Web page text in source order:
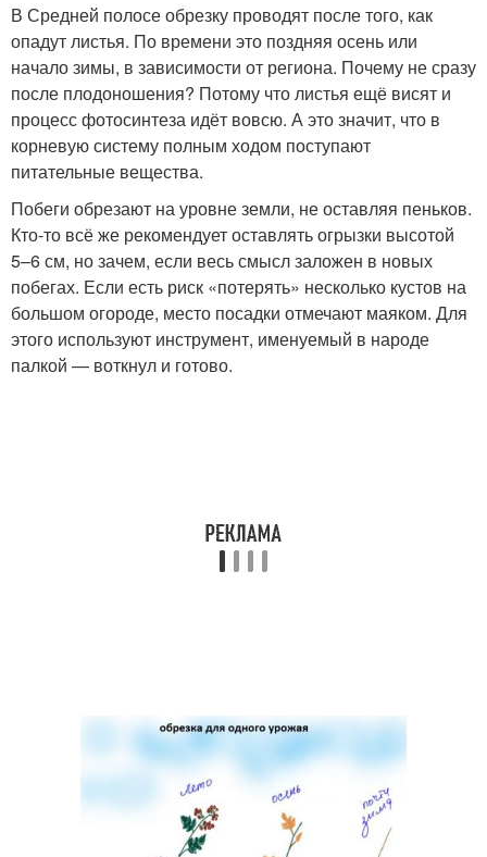
В Средней полосе обрезку проводят после того, как
опадут листья. По времени это поздняя осень или
начало зимы, в зависимости от региона. Почему не сразу
после плодоношения? Потому что листья ещё висят и
процесс фотосинтеза идёт вовсю. А это значит, что в
корневую систему полным ходом поступают
питательные вещества.
Побеги обрезают на уровне земли, не оставляя пеньков.
Кто-то всё же рекомендует оставлять огрызки высотой
5–6 см, но зачем, если весь смысл заложен в новых
побегах. Если есть риск «потерять» несколько кустов на
большом огороде, место посадки отмечают маяком. Для
этого используют инструмент, именуемый в народе
палкой — воткнул и готово.